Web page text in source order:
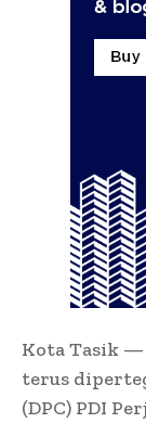
Kota Tasik —
terus
(DPC) PDI